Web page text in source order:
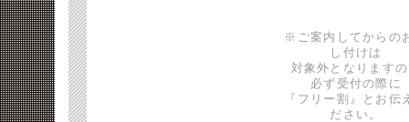
※ご案内してからの
し付けは
対象外となります
必ず受付の際に
『フリー割』とお伝
ださい。